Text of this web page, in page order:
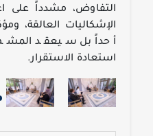
التفاوض، مشدداً على
الإشكاليات العالقة،
أحداً بل سيعقد
استعادة الاستقرار.